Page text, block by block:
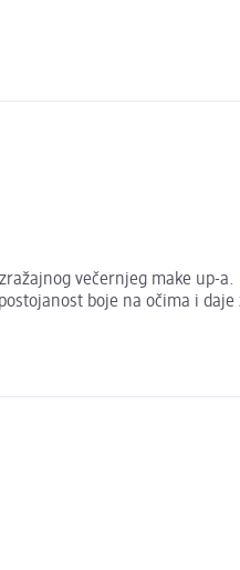
večernjeg make up-
boje na očima i